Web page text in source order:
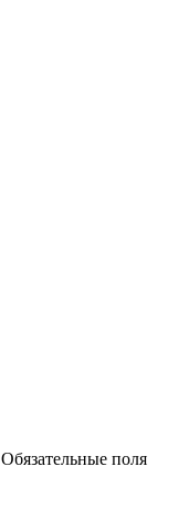
Обязательные поля